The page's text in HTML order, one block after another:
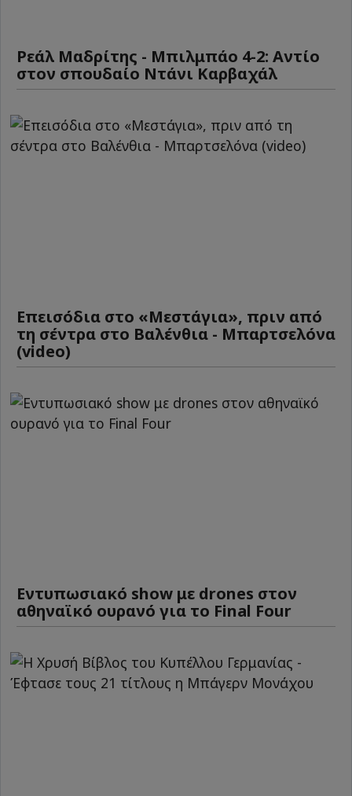
Ρεάλ Μαδρίτης - Μπιλμπάο 4-2: Αντίο
στον σπουδαίο Ντάνι Καρβαχάλ
Επεισόδια στο «Μεστάγια», πριν από
τη σέντρα στο Βαλένθια - Μπαρτσελόνα
(video)
Εντυπωσιακό show με drones στον
αθηναϊκό ουρανό για το Final Four